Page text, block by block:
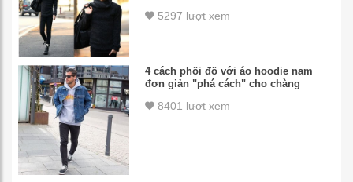
5297 lượt xem
4 cách phối đồ với áo hoodie nam
đơn giản "phá cách" cho chàng
8401 lượt xem